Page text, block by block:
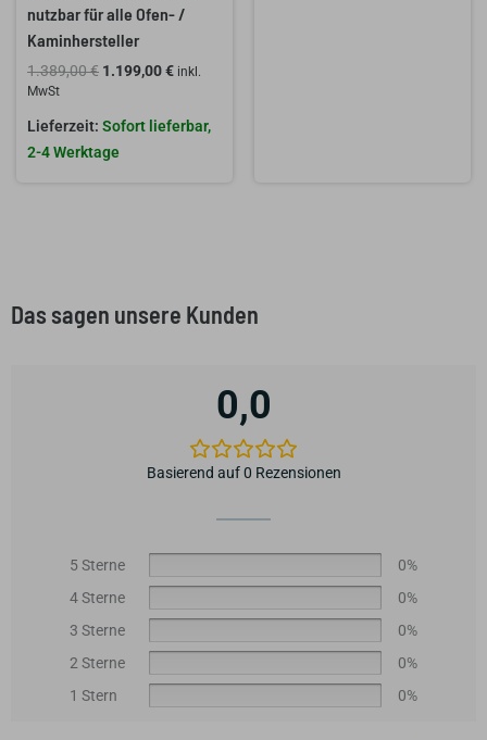
nutzbar für alle Ofen- /
Kaminhersteller
1.389,00€ 1.199,00€ inkl.
MwSt
Sofort lieferbar,
2-4 Werktage
Das sagen unsere Kunden
0,0
Basierend auf 0 Rezensionen
5 Sterne
0%
4 Sterne
0%
3 Sterne
0%
2 Sterne
0%
1 Stern
0%